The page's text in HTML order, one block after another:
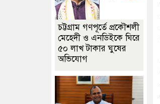
চট্টগ্রাম গণপূর্তে প্রকৌশলী
মেহেদী ও এনডিইকে ঘিরে
৫০ লাখ টাকার ঘুষের
অভিযোগ